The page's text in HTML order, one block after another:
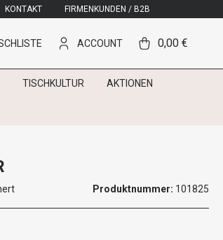
KONTAKT FIRMENKUNDEN / B2B
ACCOUNT 0,00 €
TISCHKULTUR AKTIONEN
Produktnummer: 101825